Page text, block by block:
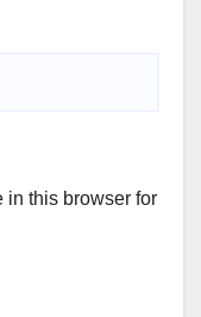
in this browser for